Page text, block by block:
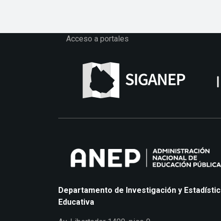
Acceso a portales
Departamento de Investigación y
Educativa